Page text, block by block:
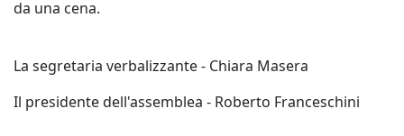
da una cena.
La segretaria verbalizzante - Chiara Masera
Il presidente dell'assemblea - Roberto Franceschini